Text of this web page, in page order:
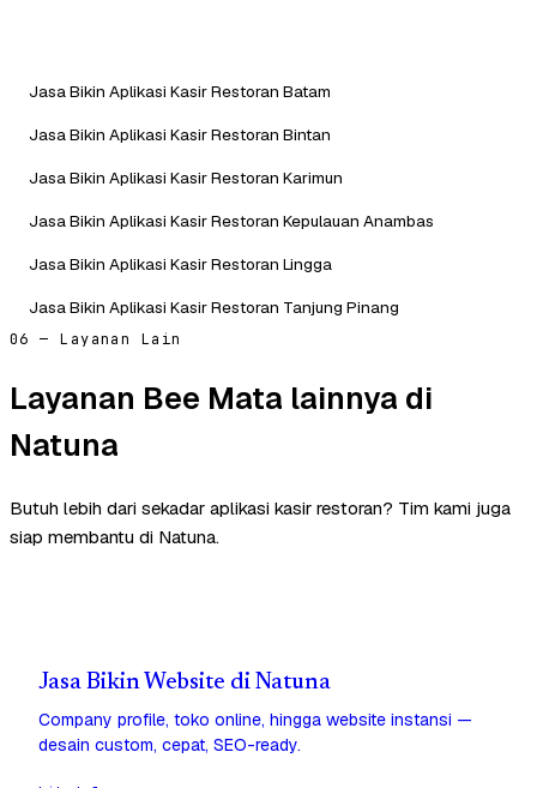
Jasa Bikin Aplikasi Kasir Restoran Batam
Jasa Bikin Aplikasi Kasir Restoran Bintan
Jasa Bikin Aplikasi Kasir Restoran Karimun
Jasa Bikin Aplikasi Kasir Restoran Kepulauan Anambas
Jasa Bikin Aplikasi Kasir Restoran Lingga
Jasa Bikin Aplikasi Kasir Restoran Tanjung Pinang
06 — Layanan Lain
Layanan Bee Mata lainnya di
Natuna
Butuh lebih dari sekadar aplikasi kasir restoran? Tim kami juga
siap membantu di Natuna.
Jasa Bikin Website di Natuna
Company profile, toko online, hingga website instansi —
desain custom, cepat, SEO-ready.